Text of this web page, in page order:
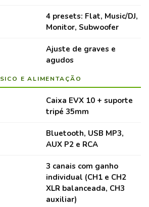
4 presets: Flat, Music/DJ,
Monitor, Subwoofer
Ajuste de graves e
agudos
E ALIMENTAÇÃO
Caixa EVX 10 + suporte
tripé 35mm
Bluetooth, USB MP3,
AUX P2 e RCA
3 canais com ganho
individual (CH1 e CH2
XLR balanceada, CH3
auxiliar)